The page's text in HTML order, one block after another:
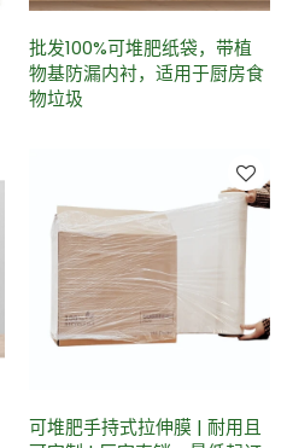
批发100%可堆肥纸袋，带植
物基防漏内衬，适用于厨房食
物垃圾
可堆肥手持式拉伸膜 | 耐用且